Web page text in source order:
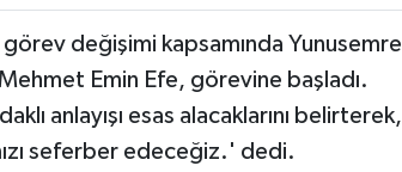
değişimi kapsamında Yunusemre
Emin Efe, görevine başladı.
anlayışı esas alacaklarını belirterek,
seferber edeceğiz.' dedi.